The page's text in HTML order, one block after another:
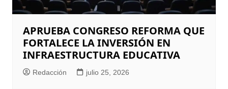
APRUEBA CONGRESO REFORMA QUE
FORTALECE LA INVERSIÓN EN
INFRAESTRUCTURA EDUCATIVA
Redacción julio 25, 2026